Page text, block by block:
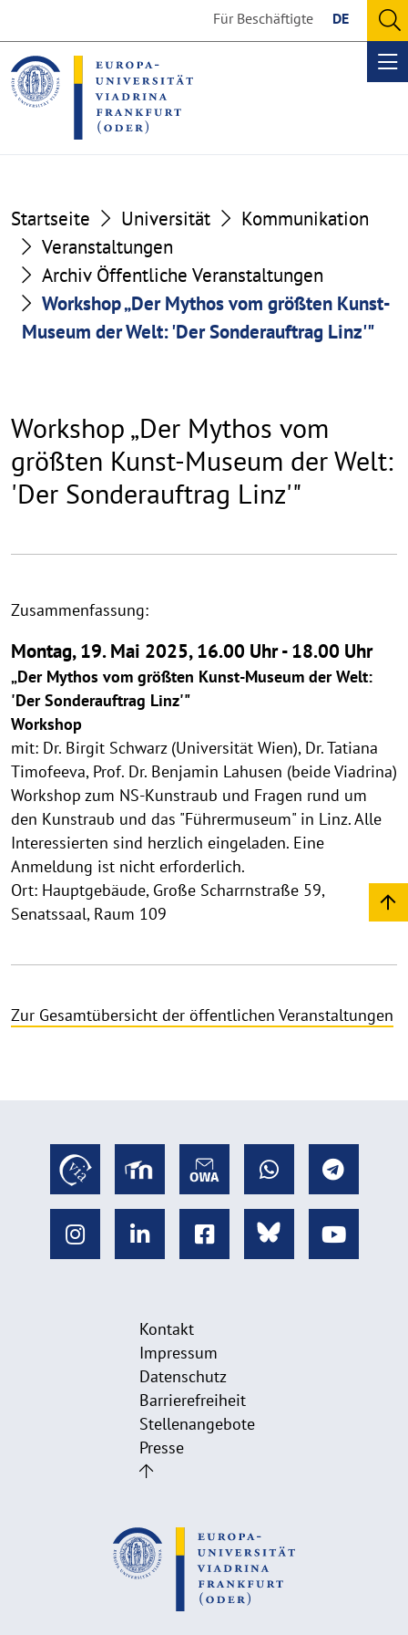
the
content
section
the
footer
section
Für Beschäftigte DE
Startseite Universität
Kommunikation
Veranstaltungen
Archiv Öffentliche Veranstaltungen
Workshop „Der Mythos vom größten Kunst-
Museum der Welt: 'Der Sonderauftrag Linz'"
Workshop „Der Mythos vom
größten Kunst-Museum der Welt:
'Der Sonderauftrag Linz'"
Zusammenfassung:
Montag, 19. Mai 2025, 16.00 Uhr - 18.00 Uhr
„Der Mythos vom größten Kunst-Museum der Welt:
'Der Sonderauftrag Linz'"
Workshop
mit: Dr. Birgit Schwarz (Universität Wien), Dr. Tatiana
Timofeeva, Prof. Dr. Benjamin Lahusen (beide Viadrina)
Workshop zum NS-Kunstraub und Fragen rund um
den Kunstraub und das "Führermuseum" in Linz. Alle
Interessierten sind herzlich eingeladen. Eine
Anmeldung ist nicht erforderlich.
Ort: Hauptgebäude, Große Scharrnstraße 59,
Senatssaal, Raum 109
Zur Gesamtübersicht der öffentlichen Veranstaltungen
Kontakt
Impressum
Datenschutz
Barrierefreiheit
Stellenangebote
Presse